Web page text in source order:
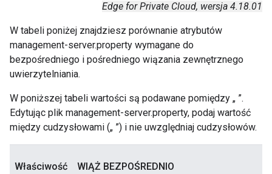
Edge for Private Cloud, wersja 4.18.01
W tabeli poniżej znajdziesz porównanie atrybutów
management-server.property wymagane do
bezpośredniego i pośredniego wiązania zewnętrznego
uwierzytelniania.
W poniższej tabeli wartości są podawane pomiędzy „ ”.
Edytując plik management-server.property, podaj wartość
między cudzysłowami („ ”) i nie uwzględniaj cudzysłowów.
Właściwość WIĄŻ BEZPOŚREDNIO